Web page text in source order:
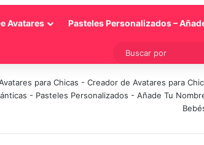
Avatares Pasteles Personalizados –
para Chicas - Creador de Avatares para
- Pasteles Personalizados - Añade Tu